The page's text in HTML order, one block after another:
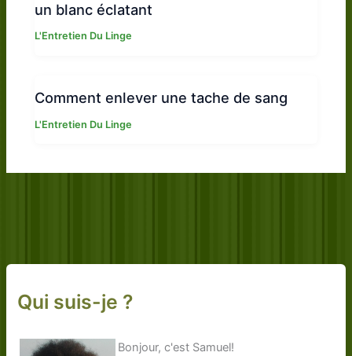
un blanc éclatant
L'Entretien Du Linge
Comment enlever une tache de sang
L'Entretien Du Linge
Qui suis-je ?
Bonjour, c'est Samuel!